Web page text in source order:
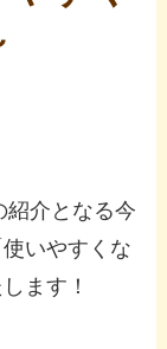
紹介となる今
いやすくな
ます！